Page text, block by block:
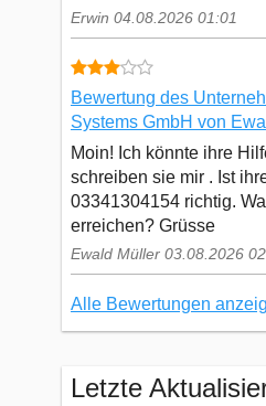
Erwin 04.08.2026 01:01
Bewertung des
Systems GmbH von
Moin! Ich könnte ihre
schreiben sie mir . Ist
03341304154 richtig.
erreichen? Grüsse
Ewald Müller 03.08.2026
Alle Bewertungen
Letzte